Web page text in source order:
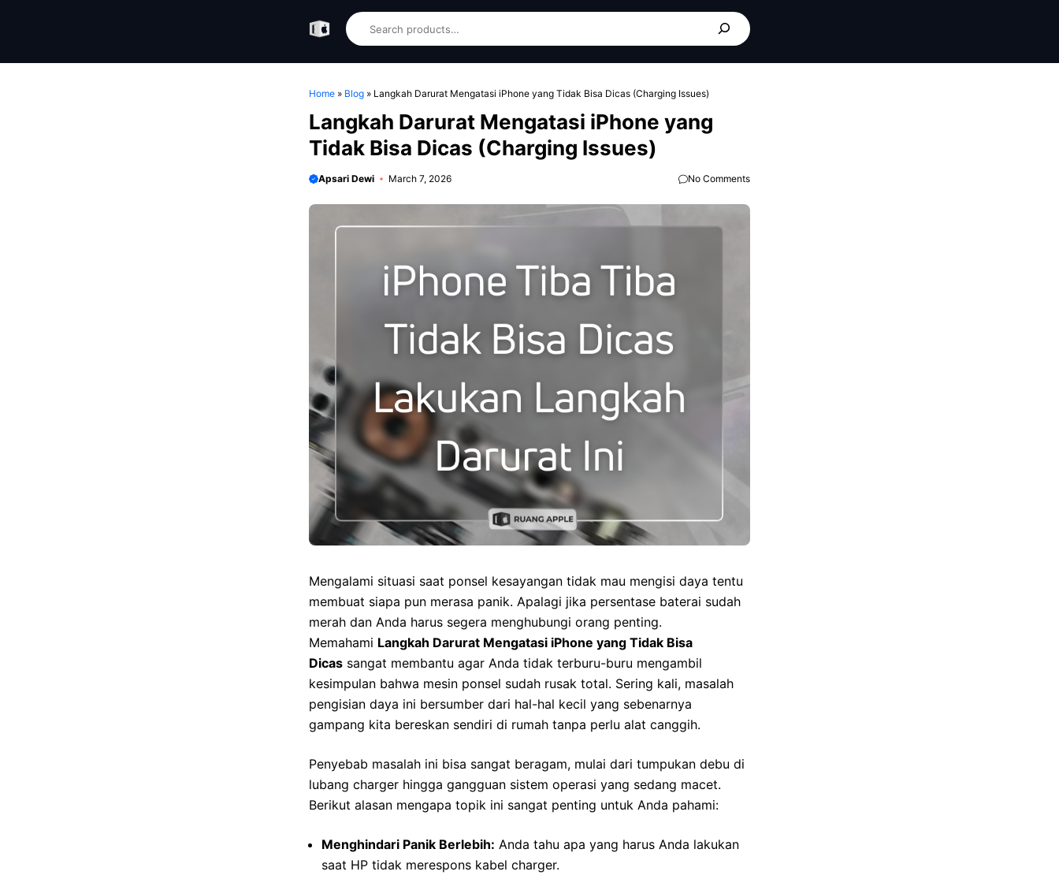
Search
Home » Blog » Langkah Darurat Mengatasi iPhone yang Tidak Bisa Dicas (Charging Issues)
Langkah Darurat Mengatasi iPhone yang
Tidak Bisa Dicas (Charging Issues)
Apsari Dewi March 7, 2026 No Comments
Mengalami situasi saat ponsel kesayangan tidak mau mengisi daya tentu
membuat siapa pun merasa panik. Apalagi jika persentase baterai sudah
merah dan Anda harus segera menghubungi orang penting.
Memahami Langkah Darurat Mengatasi iPhone yang Tidak Bisa
Dicas sangat membantu agar Anda tidak terburu-buru mengambil
kesimpulan bahwa mesin ponsel sudah rusak total. Sering kali, masalah
pengisian daya ini bersumber dari hal-hal kecil yang sebenarnya
gampang kita bereskan sendiri di rumah tanpa perlu alat canggih.
Penyebab masalah ini bisa sangat beragam, mulai dari tumpukan debu di
lubang charger hingga gangguan sistem operasi yang sedang macet.
Berikut alasan mengapa topik ini sangat penting untuk Anda pahami:
Menghindari Panik Berlebih: Anda tahu apa yang harus Anda lakukan
saat HP tidak merespons kabel charger.